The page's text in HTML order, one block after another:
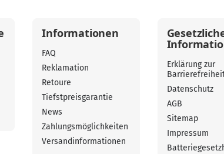
Informationen
FAQ
Reklamation
Retoure
Tiefstpreisgarantie
News
Zahlungsmöglichkeiten
Versandinformationen
Erklärung zur
Datenschutz
AGB
Sitemap
Impressum